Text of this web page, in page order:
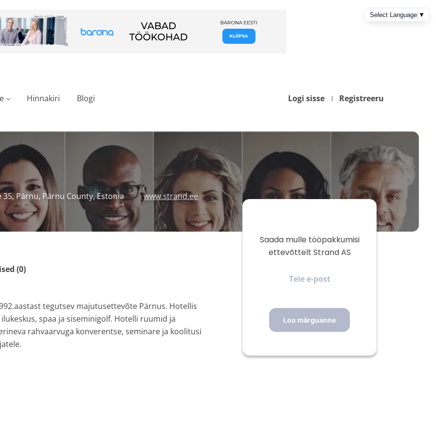
Logi sisse Registreeru
Hinnakiri Blogi
Pärnu, Pärnu County, Estonia www.strand.ee
(0)
tegutsev majutusettevõte Pärnus. Hotellis
spaa ja siseminigolf. Hotelli ruumid ja
rahvaarvuga konverentse, seminare ja koolitusi
Saada mulle tööpakkumisi
ettevõttelt Strand AS